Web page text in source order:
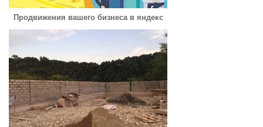
Продвижения вашего бизнеса в яндекс